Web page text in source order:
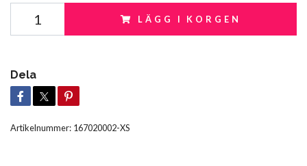
LÄGG I KORGEN
Dela
Artikelnummer: 167020002-XS